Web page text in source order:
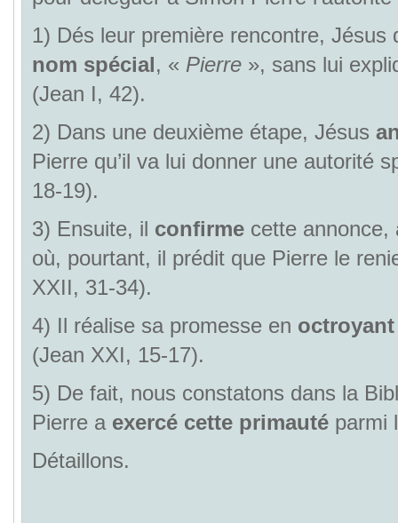
1) Dés leur première rencontre,
nom spécial, « Pierre», sans lui
(Jean I, 42).
2) Dans une deuxième étape, Jésus
Pierre qu’il va lui donner une autorité
18-19).
3) Ensuite, il confirmecette annonce,
où, pourtant, il prédit que Pierre le
XXII, 31-34).
4) Il réalise sa promesse en octroyant
(Jean XXI, 15-17).
5) De fait, nous constatons dans la
Pierre a exercé cette primautéparmi
Détaillons.